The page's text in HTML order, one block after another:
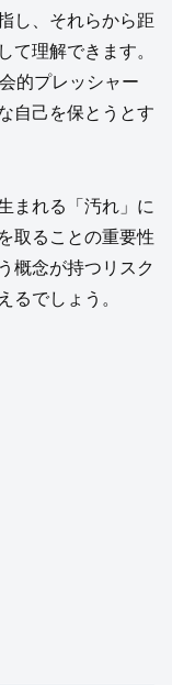
し、それらから距
て理解できます。
的プレッシャー
自己を保とうとす
まれる「汚れ」に
取ることの重要性
概念が持つリスク
るでしょう。